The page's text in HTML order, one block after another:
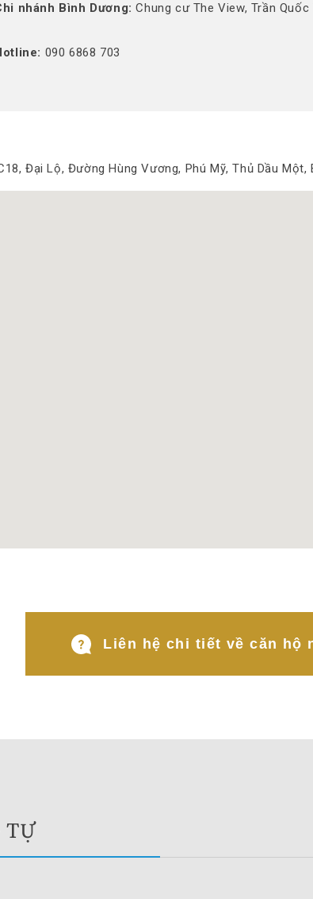
nhánh Bình Dương: Chung cư The View, Trần
090 6868 703
Đại Lộ, Đường Hùng Vương, Phú Mỹ, Thủ Dầu Một,
Liên hệ chi tiết về căn hộ
TỰ